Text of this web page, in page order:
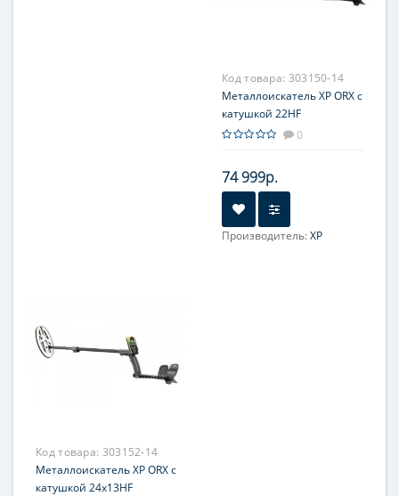
Код товара: 303150-14
Металлоискатель XP ORX с
катушкой 22HF
0
74 999р.
Производитель:XP
Код товара: 303152-14
Металлоискатель XP ORX с
катушкой 24x13HF